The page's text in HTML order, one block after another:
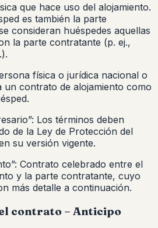
que hace uso del alojamiento.
es también la parte
consideran huéspedes aquellas
la parte contratante (p. ej.,
física o jurídica nacional o
un contrato de alojamiento como
Los términos deben
de la Ley de Protección del
su versión vigente.
Contrato celebrado entre el
y la parte contratante, cuyo
más detalle a continuación.
contrato – Anticipo